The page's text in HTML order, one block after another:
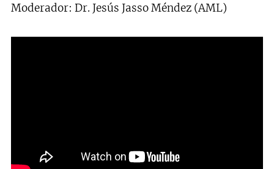
Moderador: Dr. Jesús Jasso Méndez (AML)